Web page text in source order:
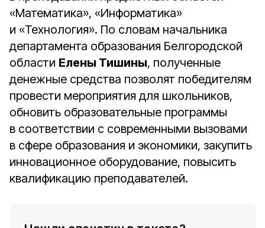
«Математика», «Информатика»
и «Технология». По словам начальника
департамента образования Белгородской
области Елены Тишины, полученные
денежные средства позволят победителям
провести мероприятия для школьников,
обновить образовательные программы
в соответствии с современными вызовами
в сфере образования и экономики, закупить
инновационное оборудование, повысить
квалификацию преподавателей.